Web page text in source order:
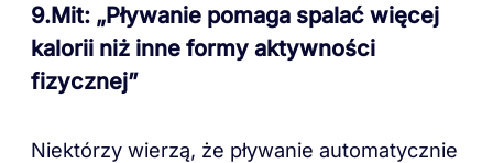
9.Mit: „Pływanie pomaga spalać więcej
kalorii niż inne formy aktywności
fizycznej”
Niektórzy wierzą, że pływanie automatycznie